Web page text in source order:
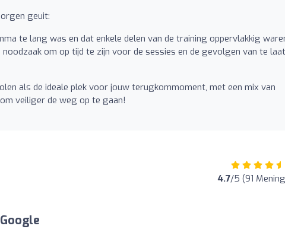
geuit:
te lang was en dat enkele delen van de training oppervlakkig
om op tijd te zijn voor de sessies en de gevolgen van te laat
als de ideale plek voor jouw terugkommoment, met een mix van
veiliger de weg op te gaan!
4.7/5 (91